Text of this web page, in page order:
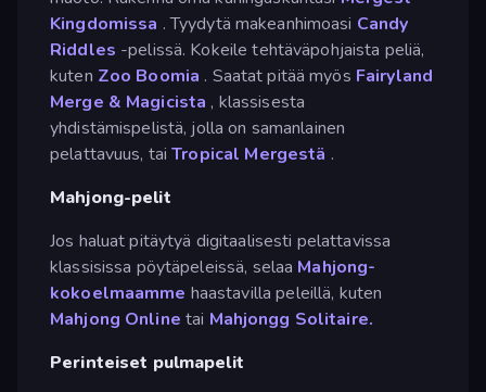
Kingdomissa . Tyydytä makeanhimoasi Candy
Riddles -pelissä. Kokeile tehtäväpohjaista peliä,
kuten Zoo Boomia . Saatat pitää myös Fairyland
Merge & Magicista , klassisesta
yhdistämispelistä, jolla on samanlainen
pelattavuus, taiTropical Mergestä .
Mahjong-pelit
Jos haluat pitäytyä digitaalisesti pelattavissa
klassisissa pöytäpeleissä, selaa Mahjong-
kokoelmaamme haastavilla peleillä, kuten
Mahjong Online tai Mahjongg Solitaire.
Perinteiset pulmapelit